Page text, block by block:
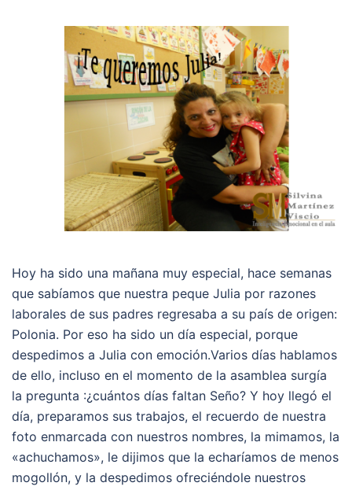
Hoy ha sido una mañana muy especial, hace semanas
que sabíamos que nuestra peque Julia por razones
laborales de sus padres regresaba a su país de origen:
Polonia. Por eso ha sido un día especial, porque
despedimos a Julia con emoción.Varios días hablamos
de ello, incluso en el momento de la asamblea surgía
la pregunta :¿cuántos días faltan Seño? Y hoy llegó el
día, preparamos sus trabajos, el recuerdo de nuestra
foto enmarcada con nuestros nombres, la mimamos, la
«achuchamos», le dijimos que la echaríamos de menos
mogollón, y la despedimos ofreciéndole nuestros